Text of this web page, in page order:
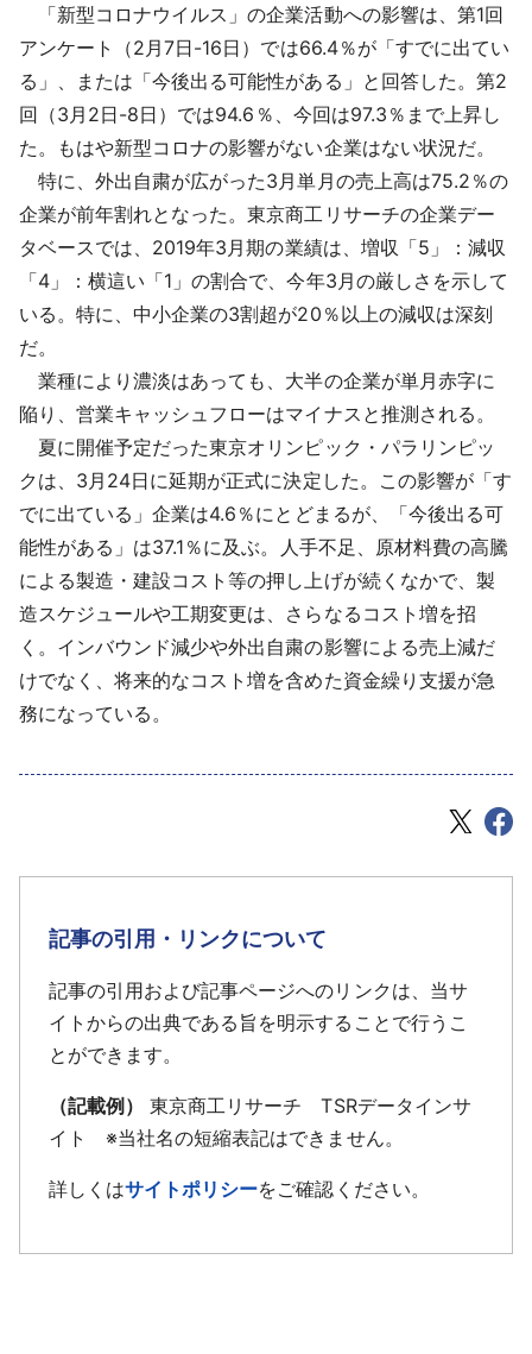
「新型コロナウイルス」の企業活動への影響は、第1回
アンケート（2月7日-16日）では66.4％が「すでに出てい
る」、または「今後出る可能性がある」と回答した。第2
回（3月2日-8日）では94.6％、今回は97.3％まで上昇し
た。もはや新型コロナの影響がない企業はない状況だ。
特に、外出自粛が広がった3月単月の売上高は75.2％の
企業が前年割れとなった。東京商工リサーチの企業デー
タベースでは、2019年3月期の業績は、増収「5」：減収
「4」：横這い「1」の割合で、今年3月の厳しさを示して
いる。特に、中小企業の3割超が20％以上の減収は深刻
だ。
業種により濃淡はあっても、大半の企業が単月赤字に
陥り、営業キャッシュフローはマイナスと推測される。
夏に開催予定だった東京オリンピック・パラリンピッ
クは、3月24日に延期が正式に決定した。この影響が「す
でに出ている」企業は4.6％にとどまるが、「今後出る可
能性がある」は37.1％に及ぶ。人手不足、原材料費の高騰
による製造・建設コスト等の押し上げが続くなかで、製
造スケジュールや工期変更は、さらなるコスト増を招
く。インバウンド減少や外出自粛の影響による売上減だ
けでなく、将来的なコスト増を含めた資金繰り支援が急
務になっている。
記事の引用・リンクについて
記事の引用および記事ページへのリンクは、当サ
イトからの出典である旨を明示することで行うこ
とができます。
（記載例）
東京商工リサーチ TSRデータインサ
イト ※当社名の短縮表記はできません。
詳しくはサイトポリシーをご確認ください。